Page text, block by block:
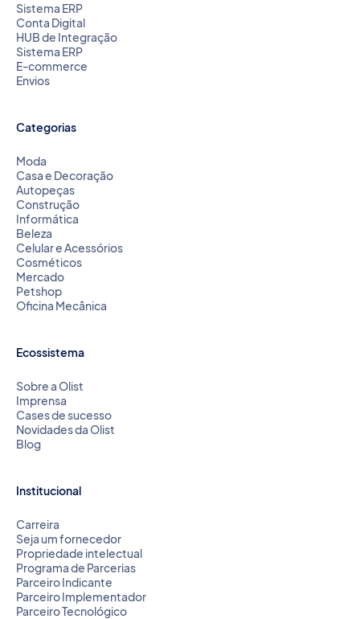
Sistema ERP
Conta Digital
HUB de Integração
Sistema ERP
E-commerce
Envios
Categorias
Moda
Casa e Decoração
Autopeças
Construção
Informática
Beleza
Celular e Acessórios
Cosméticos
Mercado
Petshop
Oficina Mecânica
Ecossistema
Sobre a Olist
Imprensa
Cases de sucesso
Novidades da Olist
Blog
Institucional
Carreira
Seja um fornecedor
Propriedade intelectual
Programa de Parcerias
Parceiro Indicante
Parceiro Implementador
Parceiro Tecnológico